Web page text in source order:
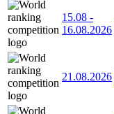
15.08 -
16.08.2026
21.08.2026